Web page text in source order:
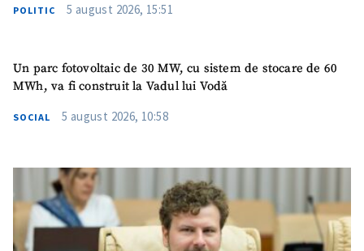
POLITIC 5 august 2026, 15:51
Un parc fotovoltaic de 30 MW, cu sistem de stocare de 60
MWh, va fi construit la Vadul lui Vodă
SOCIAL 5 august 2026, 10:58